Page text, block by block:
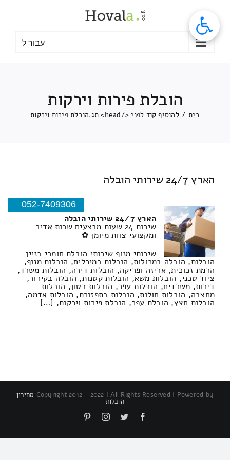
עבור ל
הובלת פירות וירקות
בית / להוסיף קוד לפני </head> תג. הובלת פירות וירקות
הארץ 24/7 שירותי הובלה
052-7409306
הארץ 24/7 שירותי הובלה
שירות 24 שעות מבצעים שרות אדיב
ומקצועי צוות מיומן ✿
שירותי מנוף שירותי הובלת חומרי בניין
הובלות, הובלה במכולות, הובלות במיכלים, הובלות מנוף,
הרמת זכוכית, אריזה ופריקה, הובלות דירה, הובלות משרד,
ציוד טכני, הובלות משא, הובלות קטנות, הובלה בקירור,
דירות, משרדים, הובלות עפר, הובלות בטון, הובלות
מחצבה, הובלות חולות, הובלות בתפזורת, הובלות אדמה,
הובלות חצץ, הובלת עפר, הובלת פירות וירקות, […]
Copyright 2012 - 2022 | All Rights Reserved | Powered by מחירון
הובלות
Facebook
Twitter
Instagram